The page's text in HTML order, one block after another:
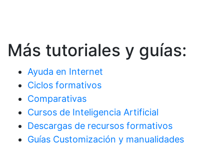
Más tutoriales y guías:
Ayuda en Internet
Ciclos formativos
Comparativas
Cursos de Inteligencia Artificial
Descargas de recursos formativos
Guías Customización y manualidades